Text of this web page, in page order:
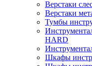
Верстаки
Верстаки
Тумбы
HARD
Шкафы